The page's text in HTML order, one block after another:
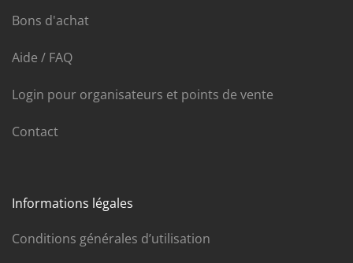
Bons d'achat
Aide / FAQ
Login pour organisateurs et points de vente
Contact
Informations légales
Conditions générales d’utilisation